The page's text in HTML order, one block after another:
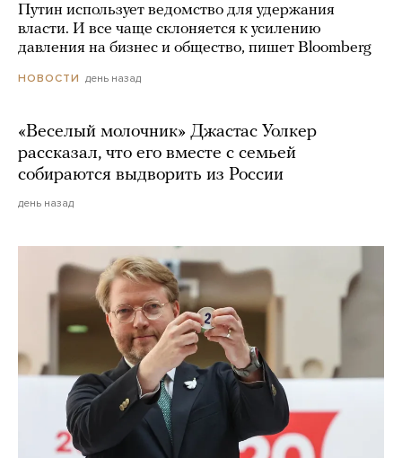
Путин использует ведомство для удержания
власти. И все чаще склоняется к усилению
давления на бизнес и общество, пишет Bloomberg
НОВОСТИ день назад
«Веселый молочник» Джастас Уолкер
рассказал, что его вместе с семьей
собираются выдворить из России
день назад